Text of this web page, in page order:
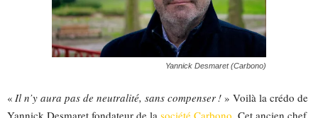
Yannick Desmaret (Carbono)
« Il n’y aura pas de neutralité, sans compenser ! » Voilà la crédo de